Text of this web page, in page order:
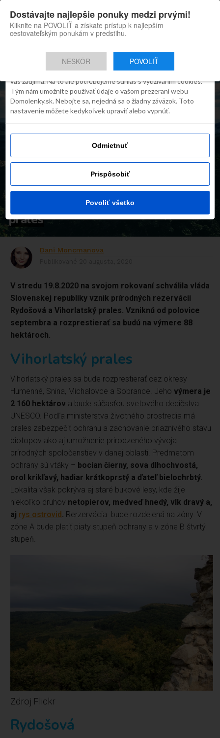
Domolenky appka
Skvelé tipy na cestovanie po
Slovensku
Inštaluj
INŠPIRÁCIE
Na Slovensku vzniknú
prírodné rezervácie
Rydošová a Vihorlatský
prales
Dani Moncmanova
V stredu 19.8.2020 na svojom rokovaní schválila vláda
Slovenskej republiky vznik prírodných rezervácii
Rydošová a Vihorlatský prales. Vzniknú od polovice
septembra a rozprestierať sa budú na výmere 88
hektároch.
Vihorlatský prales
Vihorlatský prales sa bude rozprestierať cez okresy
Humenné, Snina, Michalovce a Sobrance. Jeho výmera je
2 160 hektárov a bude súčasťou svetového dedičstva
UNESCO. Podľa ministerstva životného prostredia má
prales zabezpečiť ochranu a zachovanie priaznivého stavu
biotopov ako aj umožnenie prirodzeného vývoja
prírodných spoločenstiev v danej oblasti. Predmetom
ochrany sú vtáky – bocian čierny, sova dlhochvostá,
orol krikľavý, hadiar krátkoprstý a ďateľ bielochrbtý.
Lokalita však pokrýva aj staré bukové lesy, kde žije
niekoľko druhov netopierov, medveď hnedý, vlk dravý a,
aj rys ostrovid. Rerzervácia bude rozdelená na zóny. V
zóne A bude platiť piaty stupeň ochrany a v zóne B štvrtý
stupeň.
Zdroj Flickr
Rydošová
Súhlas Detaily O cookies
Robíme všetko preto, aby sme vám zobrazovali iba obsah, ktorý
vás zaujíma. Na to ale potrebujeme súhlas s využívaním cookies.
Tým nám umožníte používať údaje o vašom prezeraní webu
Domolenky.sk. Nebojte sa, nejedná sa o žiadny záväzok. Toto
nastavenie môžete kedykoľvek upraviť alebo vypnúť.
Odmietnuť
Prispôsobiť
Povoliť všetko
Dostávajte najlepšie ponuky medzi prvými!
Kliknite na POVOLIŤ a získate prístup k najlepším
cestovateľským ponukám v predstihu.
NESKÔR POVOLIŤ